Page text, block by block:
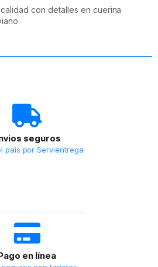
con detalles en cuerina
seguros
país por Servientrega
en línea